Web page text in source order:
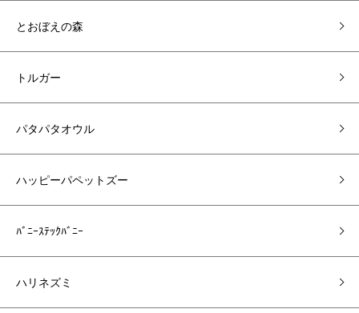
とおぼえの森
トルガー
パタパタオウル
ハッピーパペットズー
ﾊﾞﾆｰｽﾃｯｸﾊﾞﾆｰ
ハリネズミ